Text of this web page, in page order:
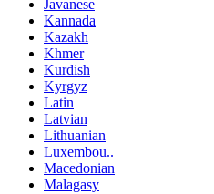
Javanese
Kannada
Kazakh
Khmer
Kurdish
Kyrgyz
Latin
Latvian
Lithuanian
Luxembou..
Macedonian
Malagasy